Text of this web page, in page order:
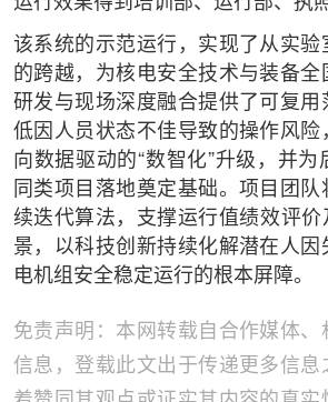
该系统的示范运行，实现了从实验
的跨越，为核电安全技术与装备全
研发与现场深度融合提供了可复用
低因人员状态不佳导致的操作风险
向数据驱动的“数智化”升级，并
同类项目落地奠定基础。项目团
续迭代算法，支撑运行值绩效评价
景，以科技创新持续化解潜在人因
电机组安全稳定运行的根本屏障。
免责声明：本网转载自合作媒体、
信息，登载此文出于传递更多信息